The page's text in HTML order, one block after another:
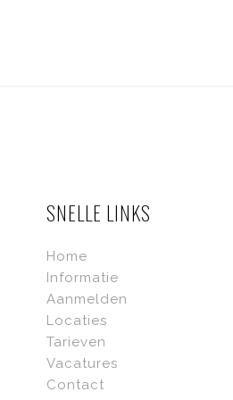
SNELLE LINKS
Home
Informatie
Aanmelden
Locaties
Tarieven
Vacatures
Contact